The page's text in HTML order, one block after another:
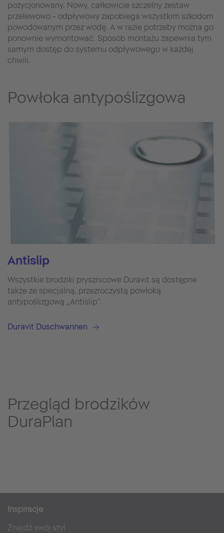
pozycjonowany. Nowy, całkowicie szczelny zestaw
przelewowo - odpływowy zapobiega wszystkim szkodom
powodowanym przez wodę. A w razie potrzeby można go
ponownie wymontować. Sposób montażu zapewnia tym
samym dostęp do systemu odpływowego w każdej
chwili.
Powłoka antypoślizgowa
Antislip
Wszystkie brodziki prysznicowe Duravit są dostępne
także ze specjalną, przezroczystą powłoką
antypoślizgową „Antislip”.
Duravit Duschwannen
Przegląd brodzików
DuraPlan
Inspiracje
Znajdź swój styl